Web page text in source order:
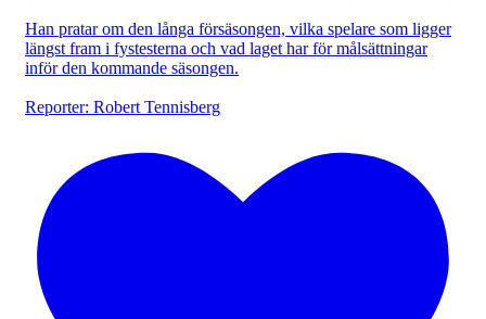
Han pratar om den långa försäsongen, vilka spelare som ligger
längst fram i fystesterna och vad laget har för målsättningar
inför den kommande säsongen.
Reporter: Robert Tennisberg